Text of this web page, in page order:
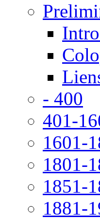
- 400
401-
1601-
1801-
1851-
1881-